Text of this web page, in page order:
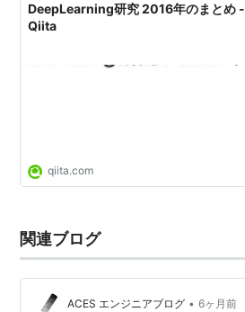
DeepLearning研究 2016年のまとめ -
Qiita
qiita.com
関連ブログ
ACES エンジニアブログ • 6ヶ月前